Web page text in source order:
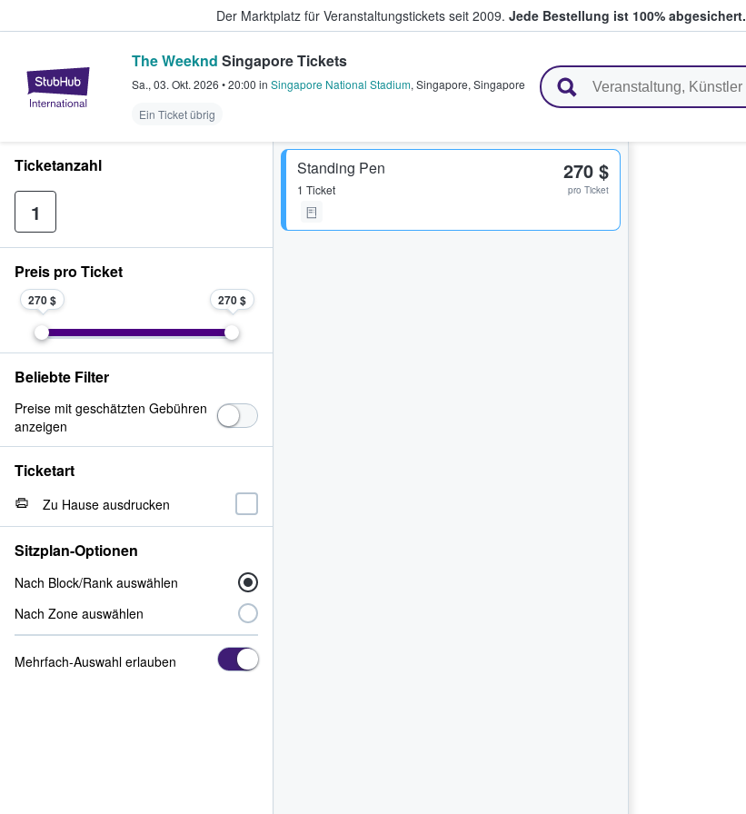
Der Marktplatz für Veranstaltungstickets seit 2009. Jede Bestellung ist 100% abgesichert.
StubHub - Wo Fans Tickets kaufen & verkaufen
The Weeknd Singapore Tickets
Sa., 03. Okt. 2026 •20:00 in Singapore National Stadium, Singapore, Singapore
Ein Ticket übrig
Standing Pen
1 Ticket
270 $
pro Ticket
Ticketanzahl
1
Preis pro Ticket
270 $ 270 $
Beliebte Filter
Preise mit geschätzten Gebühren
anzeigen
Ticketart
Zu Hause ausdrucken
Sitzplan-Optionen
Nach Block/Rank auswählen
Nach Zone auswählen
Mehrfach-Auswahl erlauben